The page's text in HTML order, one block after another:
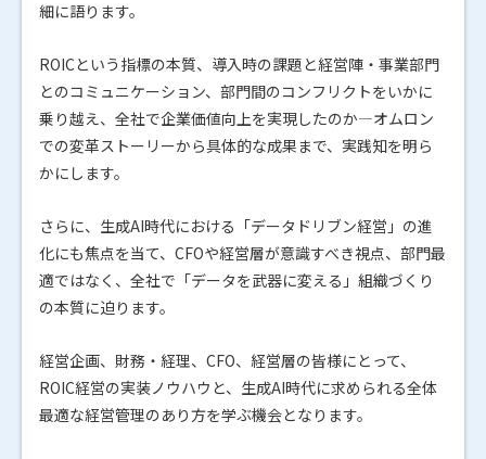
細に語ります。
ROICという指標の本質、導入時の課題と経営陣・事業部門
とのコミュニケーション、部門間のコンフリクトをいかに
乗り越え、全社で企業価値向上を実現したのか―オムロン
での変革ストーリーから具体的な成果まで、実践知を明ら
かにします。
さらに、生成AI時代における「データドリブン経営」の進
化にも焦点を当て、CFOや経営層が意識すべき視点、部門最
適ではなく、全社で「データを武器に変える」組織づくり
の本質に迫ります。
経営企画、財務・経理、CFO、経営層の皆様にとって、
ROIC経営の実装ノウハウと、生成AI時代に求められる全体
最適な経営管理のあり方を学ぶ機会となります。